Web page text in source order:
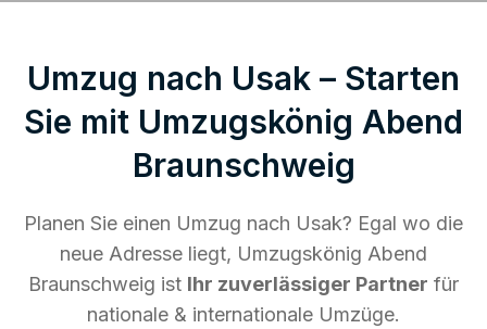
Umzug nach Usak – Starten
Sie mit Umzugskönig Abend
Braunschweig
Planen Sie einen Umzug nach Usak? Egal wo die
neue Adresse liegt, Umzugskönig Abend
Braunschweig ist Ihr zuverlässiger Partner für
nationale & internationale Umzüge.